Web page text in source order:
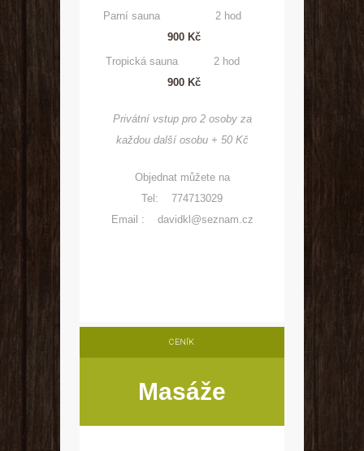
Parní sauna 2 hod
900 Kč
Tropická sauna 2 hod
900 Kč
Privátní vstup pro 2 osoby za
každou další osobu + 50 Kč
Objednat můžete na
Tel: 774713029
Email : davidkl@seznam.cz
CENÍK
Masáže